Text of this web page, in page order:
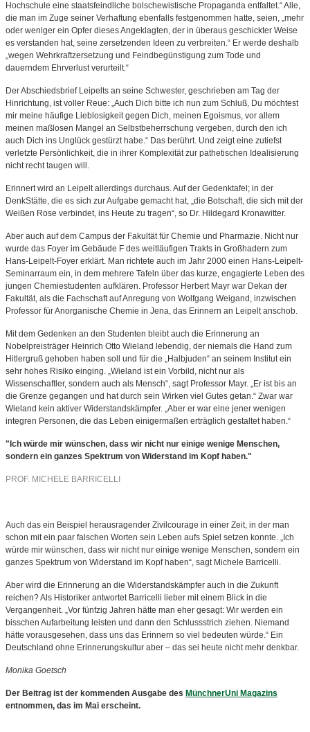
Hochschule eine staatsfeindliche bolschewistische Propaganda entfaltet.“ Alle,
die man im Zuge seiner Verhaftung ebenfalls festgenommen hatte, seien, „mehr
oder weniger ein Opfer dieses Angeklagten, der in überaus geschickter Weise
es verstanden hat, seine zersetzenden Ideen zu verbreiten.“ Er werde deshalb
„wegen Wehrkraftzersetzung und Feindbegünstigung zum Tode und
dauerndem Ehrverlust verurteilt.“
Der Abschiedsbrief Leipelts an seine Schwester, geschrieben am Tag der
Hinrichtung, ist voller Reue: „Auch Dich bitte ich nun zum Schluß, Du möchtest
mir meine häufige Lieblosigkeit gegen Dich, meinen Egoismus, vor allem
meinen maßlosen Mangel an Selbstbeherrschung vergeben, durch den ich
auch Dich ins Unglück gestürzt habe.“ Das berührt. Und zeigt eine zutiefst
verletzte Persönlichkeit, die in ihrer Komplexität zur pathetischen Idealisierung
nicht recht taugen will.
Erinnert wird an Leipelt allerdings durchaus. Auf der Gedenktafel; in der
DenkStätte, die es sich zur Aufgabe gemacht hat, „die Botschaft, die sich mit der
Weißen Rose verbindet, ins Heute zu tragen“, so Dr. Hildegard Kronawitter.
Aber auch auf dem Campus der Fakultät für Chemie und Pharmazie. Nicht nur
wurde das Foyer im Gebäude F des weitläufigen Trakts in Großhadern zum
Hans-Leipelt-Foyer erklärt. Man richtete auch im Jahr 2000 einen Hans-Leipelt-
Seminarraum ein, in dem mehrere Tafeln über das kurze, engagierte Leben des
jungen Chemiestudenten aufklären. Professor Herbert Mayr war Dekan der
Fakultät, als die Fachschaft auf Anregung von Wolfgang Weigand, inzwischen
Professor für Anorganische Chemie in Jena, das Erinnern an Leipelt anschob.
Mit dem Gedenken an den Studenten bleibt auch die Erinnerung an
Nobelpreisträger Heinrich Otto Wieland lebendig, der niemals die Hand zum
Hitlergruß gehoben haben soll und für die „Halbjuden“ an seinem Institut ein
sehr hohes Risiko einging. „Wieland ist ein Vorbild, nicht nur als
Wissenschaftler, sondern auch als Mensch“, sagt Professor Mayr. „Er ist bis an
die Grenze gegangen und hat durch sein Wirken viel Gutes getan.“ Zwar war
Wieland kein aktiver Widerstandskämpfer. „Aber er war eine jener wenigen
integren Personen, die das Leben einigermaßen erträglich gestaltet haben.“
"Ich würde mir wünschen, dass wir nicht nur einige wenige Menschen,
sondern ein ganzes Spektrum von Widerstand im Kopf haben."
PROF. MICHELE BARRICELLI
Auch das ein Beispiel herausragender Zivilcourage in einer Zeit, in der man
schon mit ein paar falschen Worten sein Leben aufs Spiel setzen konnte. „Ich
würde mir wünschen, dass wir nicht nur einige wenige Menschen, sondern ein
ganzes Spektrum von Widerstand im Kopf haben“, sagt Michele Barricelli.
Aber wird die Erinnerung an die Widerstandskämpfer auch in die Zukunft
reichen? Als Historiker antwortet Barricelli lieber mit einem Blick in die
Vergangenheit. „Vor fünfzig Jahren hätte man eher gesagt: Wir werden ein
bisschen Aufarbeitung leisten und dann den Schlussstrich ziehen. Niemand
hätte vorausgesehen, dass uns das Erinnern so viel bedeuten würde.“ Ein
Deutschland ohne Erinnerungskultur aber – das sei heute nicht mehr denkbar.
Monika Goetsch
Der Beitrag ist der kommenden Ausgabe des MünchnerUni Magazins
entnommen, das im Mai erscheint.